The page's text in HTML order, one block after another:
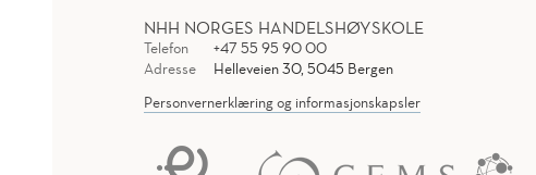
NHH NORGES HANDELSHØYSKOLE
Telefon
+47 55 95 90 00
Adresse
Helleveien 30, 5045 Bergen
Personvernerklæring og informasjonskapsler